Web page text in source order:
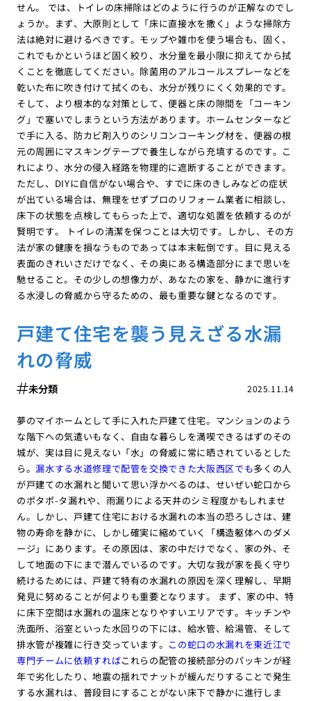
せん。 では、トイレの床掃除はどのように行うのが正解なのでし
ょうか。まず、大原則として「床に直接水を撒く」ような掃除方
法は絶対に避けるべきです。モップや雑巾を使う場合も、固く、
これでもかというほど固く絞り、水分量を最小限に抑えてから拭
くことを徹底してください。除菌用のアルコールスプレーなどを
乾いた布に吹き付けて拭くのも、水分が残りにくく効果的です。
そして、より根本的な対策として、便器と床の隙間を「コーキン
グ」で塞いでしまうという方法があります。ホームセンターなど
で手に入る、防カビ剤入りのシリコンコーキング材を、便器の根
元の周囲にマスキングテープで養生しながら充填するのです。こ
れにより、水分の侵入経路を物理的に遮断することができます。
ただし、DIYに自信がない場合や、すでに床のきしみなどの症状
が出ている場合は、無理をせずプロのリフォーム業者に相談し、
床下の状態を点検してもらった上で、適切な処置を依頼するのが
賢明です。 トイレの清潔を保つことは大切です。しかし、その方
法が家の健康を損なうものであっては本末転倒です。目に見える
表面のきれいさだけでなく、その奥にある構造部分にまで思いを
馳せること。その少しの想像力が、あなたの家を、静かに進行す
る水浸しの脅威から守るための、最も重要な鍵となるのです。
戸建て住宅を襲う見えざる水漏
れの脅威
2025.11.14
未分類
夢のマイホームとして手に入れた戸建て住宅。マンションのよう
な階下への気遣いもなく、自由な暮らしを満喫できるはずのその
城が、実は目に見えない「水」の脅威に常に晒されているとした
ら。漏水する水道修理で配管を交換できた大阪西区でも多くの人
が戸建ての水漏れと聞いて思い浮かべるのは、せいぜい蛇口から
のポタポ-タ漏れや、雨漏りによる天井のシミ程度かもしれませ
ん。しかし、戸建て住宅における水漏れの本当の恐ろしさは、建
物の寿命を静かに、しかし確実に縮めていく「構造躯体へのダメ
ージ」にあります。その原因は、家の中だけでなく、家の外、そ
して地面の下にまで潜んでいるのです。大切な我が家を長く守り
続けるためには、戸建て特有の水漏れの原因を深く理解し、早期
発見に努めることが何よりも重要となります。 まず、家の中、特
に床下空間は水漏れの温床となりやすいエリアです。キッチンや
洗面所、浴室といった水回りの下には、給水管、給湯管、そして
排水管が複雑に行き交っています。 この蛇口の水漏れを東近江で
専門チームに依頼すればこれらの配管の接続部分のパッキンが経
年で劣化したり、地震の揺れでナットが緩んだりすることで発生
する水漏れは、普段目にすることがない床下で静かに進行しま